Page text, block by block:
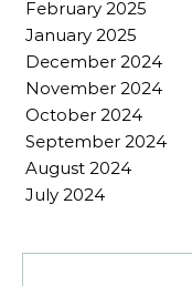
February 2025
January 2025
December 2024
November 2024
October 2024
September 2024
August 2024
July 2024